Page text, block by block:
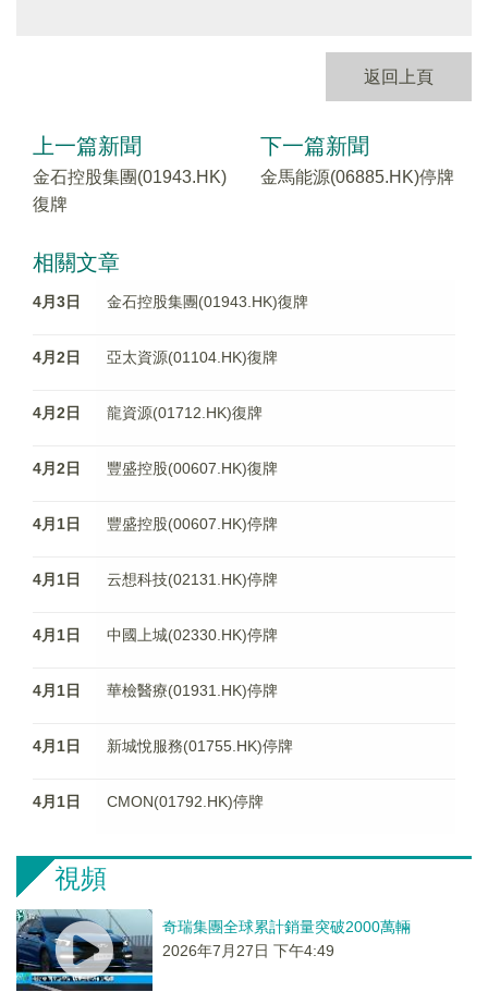
返回上頁
上一篇新聞
金石控股集團(01943.HK)
復牌
下一篇新聞
金馬能源(06885.HK)停牌
相關文章
4月3日 金石控股集團(01943.HK)復牌
4月2日 亞太資源(01104.HK)復牌
4月2日 龍資源(01712.HK)復牌
4月2日 豐盛控股(00607.HK)復牌
4月1日 豐盛控股(00607.HK)停牌
4月1日 云想科技(02131.HK)停牌
4月1日 中國上城(02330.HK)停牌
4月1日 華檢醫療(01931.HK)停牌
4月1日 新城悅服務(01755.HK)停牌
4月1日 CMON(01792.HK)停牌
視頻
奇瑞集團全球累計銷量突破2000萬輛
2026年7月27日 下午4:49